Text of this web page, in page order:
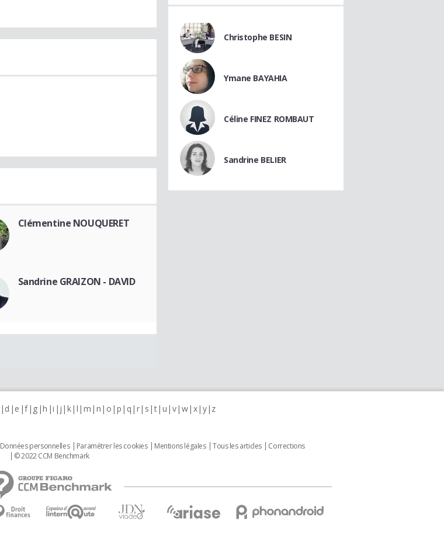
Clémentine NOUQUERET
Sandrine GRAIZON - DAVID
Christophe BESIN
Ymane BAYAHIA
Céline FINEZ ROMBAUT
Sandrine BELIER
d e f g h i j k l m n o p q r s t u v w x y z
Données personnelles Paramétrer les cookies Mentions légales Tous les articles
Corrections
© 2022 CCM Benchmark